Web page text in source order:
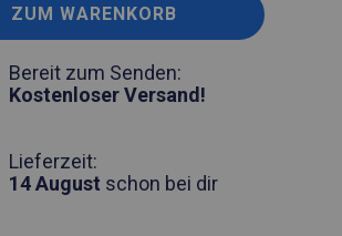
ZUM WARENKORB
Bereit zum Senden:
Kostenloser Versand!
Lieferzeit:
14 August schon bei dir